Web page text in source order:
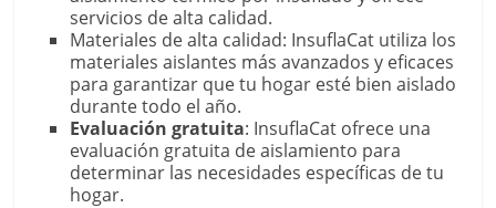
servicios de alta calidad.
Materiales de alta calidad: InsuflaCat utiliza los
materiales aislantes más avanzados y eficaces
para garantizar que tu hogar esté bien aislado
durante todo el año.
Evaluación gratuita: InsuflaCat ofrece una
evaluación gratuita de aislamiento para
determinar las necesidades específicas de tu
hogar.